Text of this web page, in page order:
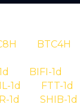
BTC4H
BIFI-1d
1d FTT-1d
1d SHIB-1d